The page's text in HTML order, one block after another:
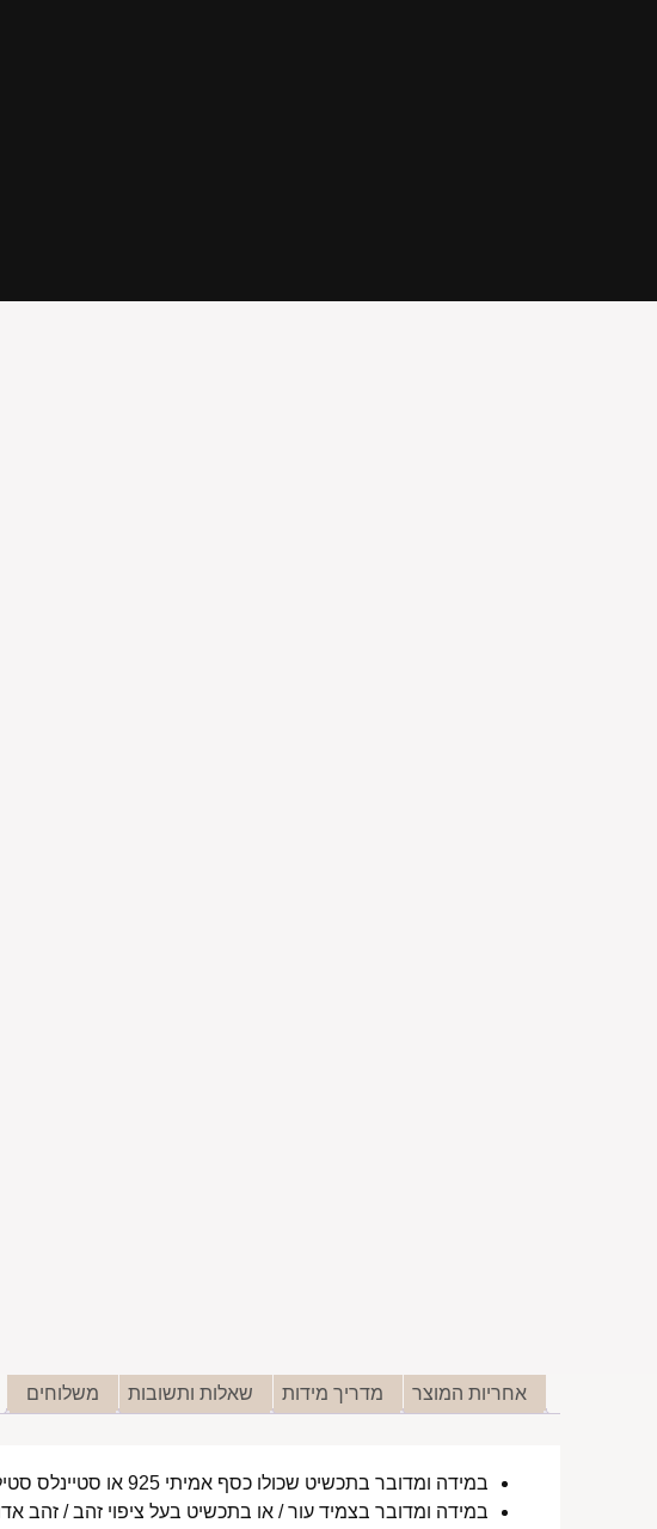
אחריות המוצר מדריך מידות שאלות ותשובות משלוחים
במידה ומדובר בתכשיט שכולו כסף אמיתי 925 או סטיינלס סטיל ללא ציפוי, התכשיט עמיד למים לטווח ארוך ביותר מעל שנה !
במידה ומדובר בצמיד עור / או בתכשיט בעל ציפוי זהב / זהב